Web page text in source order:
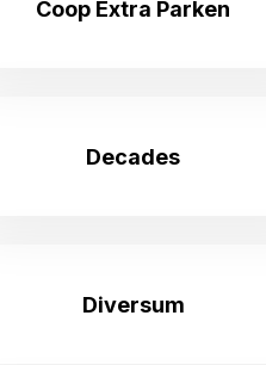
Coop Extra Parken
Decades
Diversum